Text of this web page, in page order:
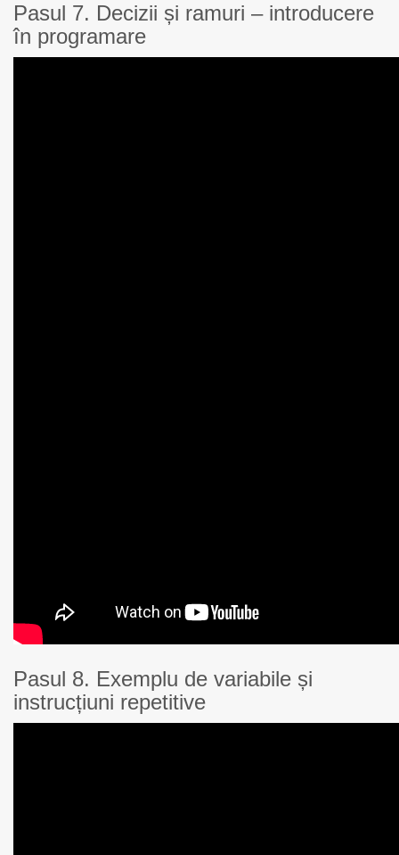
Pasul 7. Decizii și ramuri – introducere
în programare
Pasul 8. Exemplu de variabile și
instrucțiuni repetitive